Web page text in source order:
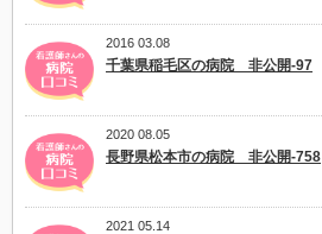
2016 03.08
千葉県稲毛区の病院 非公開-97
2020 08.05
長野県松本市の病院 非公開-758
2021 05.14